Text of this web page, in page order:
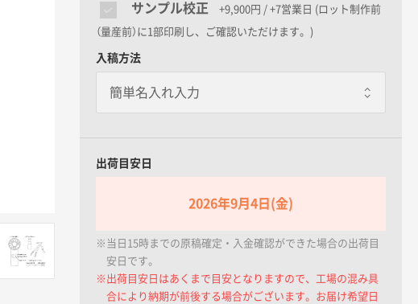
サンプル校正 +9,900円 / +7営業日 (ロット制作前
（量産前）に1部印刷し、ご確認いただけます。)
入稿方法
出荷目安日
2026年9月4日(金)
※当日15時までの原稿確定・入金確認ができた場合の出荷目
安日です。
※出荷目安日はあくまで目安となりますので、工場の混み具
合により納期が前後する場合がございます。お届け希望日